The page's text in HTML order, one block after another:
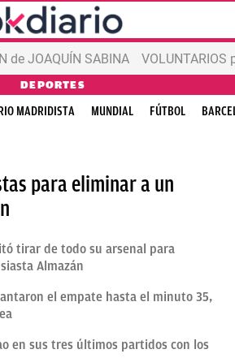
de JOAQUÍN SABINA VOLUNTARIOS
DEPORTES
MADRIDISTA MUNDIAL FÚTBOL
para eliminar a un
tirar de todo su arsenal para
Almazán
el empate hasta el minuto 35,
en sus tres últimos partidos con los